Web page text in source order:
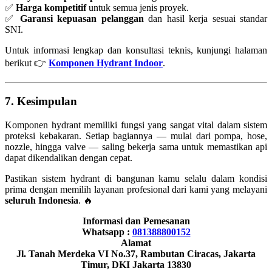
✅ Harga kompetitifuntuk semua jenis proyek.
✅ Garansi kepuasan pelanggan dan hasil kerja sesuai standar
SNI.
Untuk informasi lengkap dan konsultasi teknis, kunjungi halaman
berikut 👉 Komponen Hydrant Indoor.
7. Kesimpulan
Komponen hydrant memiliki fungsi yang sangat vital dalam sistem
proteksi kebakaran. Setiap bagiannya — mulai dari pompa, hose,
nozzle, hingga valve — saling bekerja sama untuk memastikan api
dapat dikendalikan dengan cepat.
Pastikan sistem hydrant di bangunan kamu selalu dalam kondisi
prima dengan memilih layanan profesional dari kami yang melayani
seluruh Indonesia. 🔥
Informasi dan Pemesanan
Whatsapp : 081388800152
Alamat
Jl. Tanah Merdeka VI No.37, Rambutan Ciracas, Jakarta
Timur, DKI Jakarta 13830